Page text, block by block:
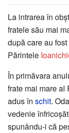
La intrarea în
fratele său mai
după care au
Părintele
În primăvara
frate mai mare
adus în schit.
vedenie
spunându-i că